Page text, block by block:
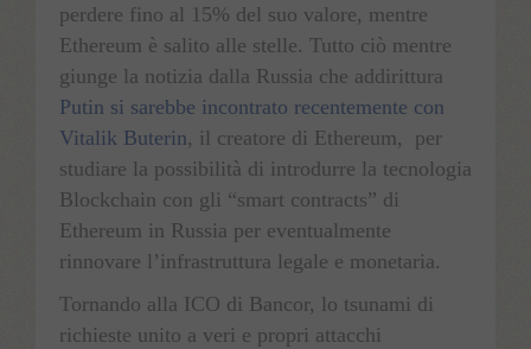
perdere fino al 15% del suo valore, mentre
Ethereum è salito alle stelle. Tutto ciò mentre
giunge la notizia dalla Russia che addirittura
Putin si sarebbe incontrato recentemente con
Vitalik Buterin, il creatore di Ethereum, per
studiare la possibilità di introdurre la tecnologia
Blockchain con gli “smart contracts” di
Ethereum in Russia per eventualmente
rinnovare l’infrastruttura legale e monetaria.
Tornando alla ICO di Bancor, lo tsunami di
richieste unito a veri e propri attacchi